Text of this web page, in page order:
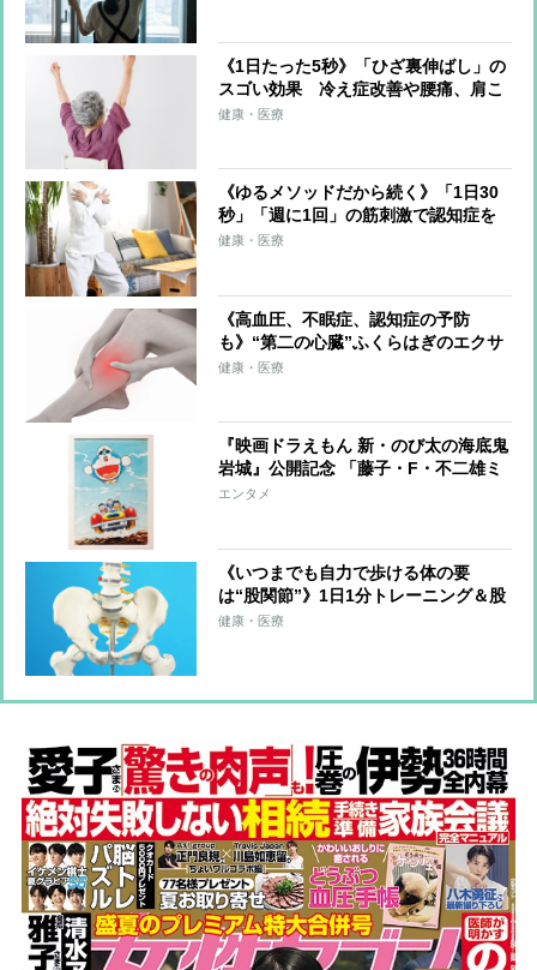
《1日たった5秒》「ひざ裏伸ばし」の
スゴい効果 冷え症改善や腰痛、肩こ
り、片頭痛の軽減も
健康・医療
《ゆるメソッドだから続く》「1日30
秒」「週に1回」の筋刺激で認知症を
予防する「30秒スクワット」
健康・医療
《高血圧、不眠症、認知症の予防
も》“第二の心臓”ふくらはぎのエクサ
サイズを医師が伝授！血流改善、筋肉
健康・医療
『映画ドラえもん 新・のび太の海底鬼
岩城』公開記念 「藤子・F・不二雄ミ
ュージアム」で原作まんがの世界に触
エンタメ
《いつまでも自力で歩ける体の要
は“股関節”》1日1分トレーニング＆股
関節のズレを防ぐ習慣を医師らが解説
健康・医療